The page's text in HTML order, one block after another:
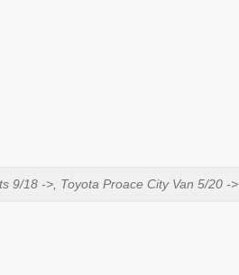
9/18 ->, Toyota Proace City Van 5/20 ->